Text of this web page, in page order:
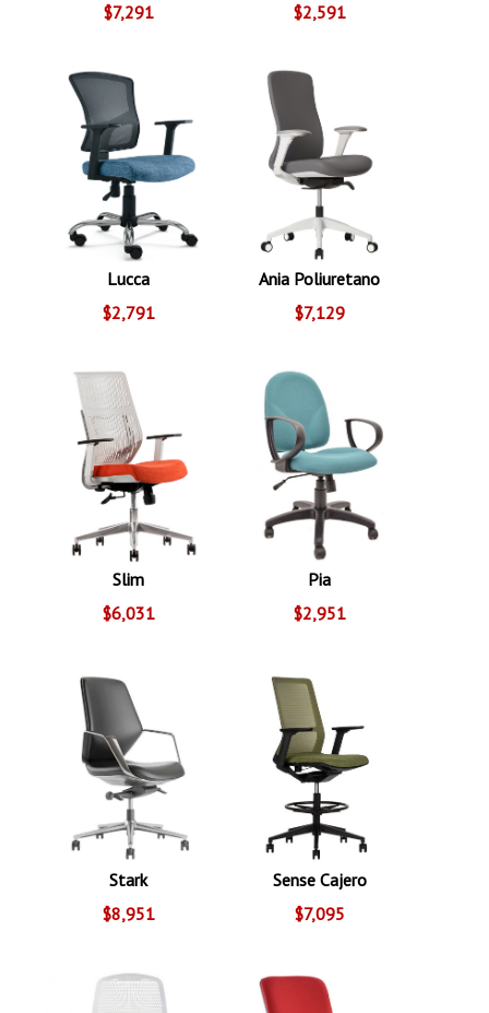
$7,291
$2,591
Lucca
$2,791
Ania Poliuretano
$7,129
Slim
$6,031
Pia
$2,951
Stark
$8,951
Sense Cajero
$7,095